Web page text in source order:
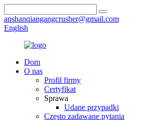
anshanqiangangcrusher@gmail.com
English
Dom
O nas
Profil firmy
Certyfikat
Sprawa
Udane przypadki
Często zadawane pytania